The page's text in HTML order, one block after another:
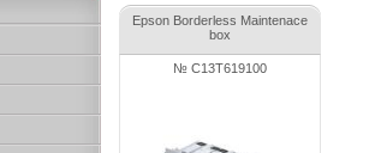
Epson Borderless Maintenace
box
№ C13T619100